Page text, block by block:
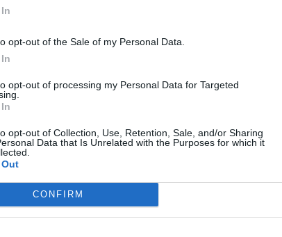
opt-out of the Sale of my Personal Data.
opt-out of processing my Personal Data for Targeted
opt-out of Collection, Use, Retention, Sale, and/or Sharing
Data that Is Unrelated with the Purposes for which it
CONFIRM